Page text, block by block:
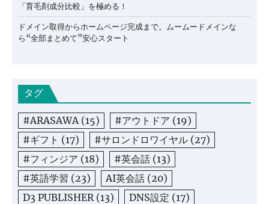
「育毛剤成分比較」を極める！
ドメイン取得からホームページ完成まで。ムームードメインな
ら“全部まとめて”安心スタート
タグ
#ARASAWA (15) #アウトドア (19)
#ギフト (17) #サロンドロワイヤル (27)
#フィンジア (18) #英会話 (13)
#英語学習 (23) AI英会話 (20)
D3 PUBLISHER (13) DNS設定 (17)